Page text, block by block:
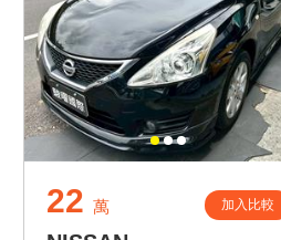
22 萬 加入比較